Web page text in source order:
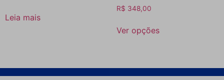
Leia mais
R$ 348,00
Ver opções